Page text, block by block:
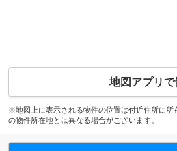
地図アプリで
※地図上に表示される物件の位置は付近住所に所
の物件所在地とは異なる場合がございます。